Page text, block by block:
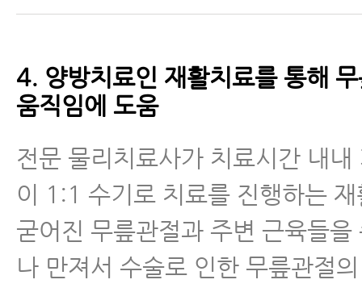
4. 양방치료인 재활치료를 통해
움직임에 도움
전문 물리치료사가 치료시간 내내
이 1:1 수기로 치료를 진행하는
굳어진 무릎관절과 주변 근육들을
나 만져서 수술로 인한 무릎관절